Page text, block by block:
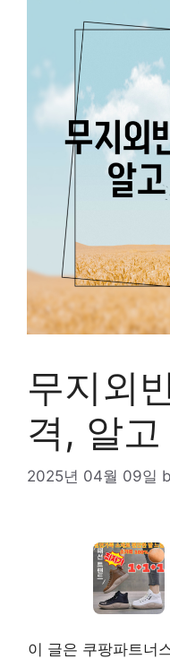
무지외
격, 알
2025년 04월 09일
이 글은 쿠팡파트너